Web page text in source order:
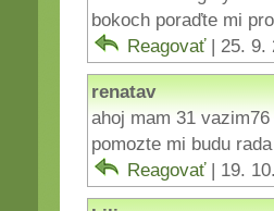
bokoch poraďte mi
Reagovať | 25. 9.
renatav
ahoj mam 31
pomozte mi budu rada
Reagovať | 19.